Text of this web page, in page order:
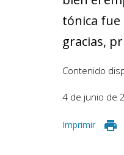
tónica fue
gracias,
Contenido
4 de junio de
Imprimir